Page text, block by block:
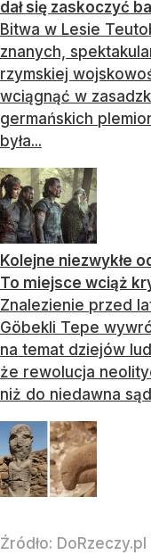
dał się zaskoczyć
Bitwa w Lesie
znanych,
rzymskiej
wciągnąć w
germańskich
była...
Kolejne niezwykłe
To miejsce wciąż
Znalezienie przed
Göbekli Tepe
na temat dziejów
że rewolucja
niż do niedawna
Źródło: DoRzeczy.pl